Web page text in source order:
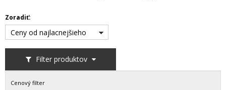
Filter produktov
Zoradiť:
Ceny od najlacnejšieho
Cenový filter